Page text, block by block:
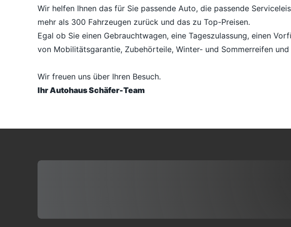
Wir helfen Ihnen das für Sie passende Auto, die passende
mehr als 300 Fahrzeugen zurück und das zu Top-Preisen.
Egal ob Sie einen Gebrauchtwagen, eine Tageszulassung, einen
von Mobilitätsgarantie, Zubehörteile, Winter- und Sommerreifen und
Wir freuen uns über Ihren Besuch.
Ihr Autohaus Schäfer-Team